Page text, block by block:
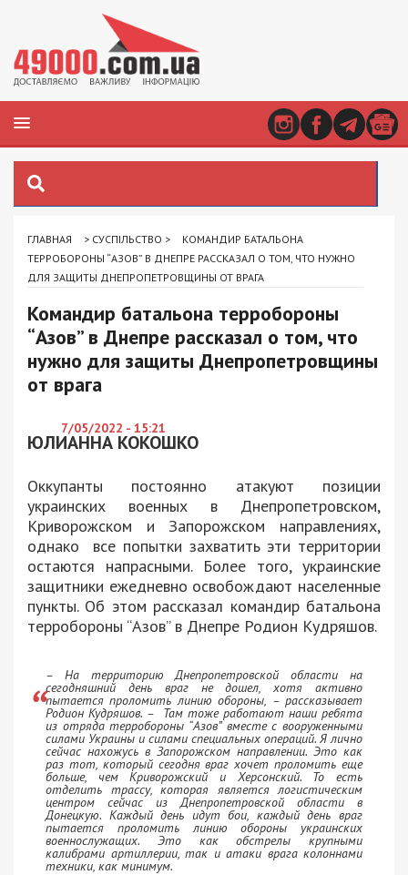
ГЛАВНАЯ > СУСПІЛЬСТВО >
КОМАНДИР БАТАЛЬОНА
ТЕРРОБОРОНЫ “АЗОВ” В ДНЕПРЕ РАССКАЗАЛ О ТОМ, ЧТО НУЖНО
ДЛЯ ЗАЩИТЫ ДНЕПРОПЕТРОВЩИНЫ ОТ ВРАГА
Командир батальона терробороны
“Азов” в Днепре рассказал о том, что
нужно для защиты Днепропетровщины
от врага
7/05/2022 - 15:21
ЮЛИАННА КОКОШКО
Оккупанты постоянно атакуют позиции
украинских военных в Днепропетровском,
Криворожском и Запорожском направлениях,
однако все попытки захватить эти территории
остаются напрасными. Более того, украинские
защитники ежедневно освобождают населенные
пункты. Об этом рассказал командир батальона
терробороны “Азов” в Днепре Родион Кудряшов.
– На территорию Днепропетровской области на
сегодняшний день враг не дошел, хотя активно
пытается проломить линию обороны, – рассказывает
Родион Кудряшов. – Там тоже работают наши ребята
из отряда терробороны “Азов” вместе с вооруженными
силами Украины и силами специальных операций. Я лично
сейчас нахожусь в Запорожском направлении. Это как
раз тот, который сегодня враг хочет проломить еще
больше, чем Криворожский и Херсонский. То есть
отделить трассу, которая является логистическим
центром сейчас из Днепропетровской области в
Донецкую. Каждый день идут бои, каждый день враг
пытается проломить линию обороны украинских
военнослужащих. Это как обстрелы крупными
калибрами артиллерии, так и атаки врага колоннами
техники, как минимум.